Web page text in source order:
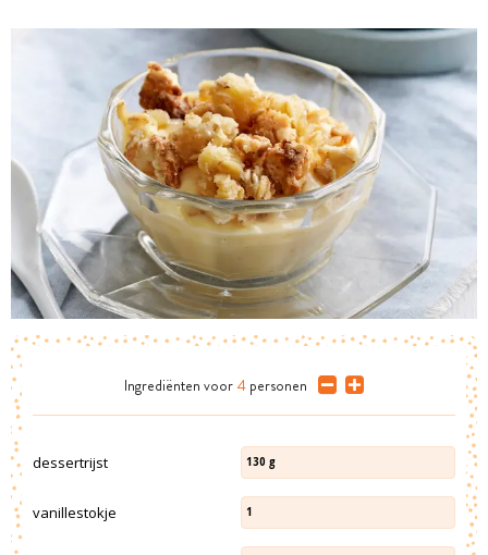
Ingrediënten voor 4 personen
dessertrijst 130 g
vanillestokje 1